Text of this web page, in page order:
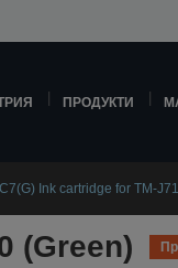
ПРОДУКТИ
Ink cartridge for TM-
(Green)